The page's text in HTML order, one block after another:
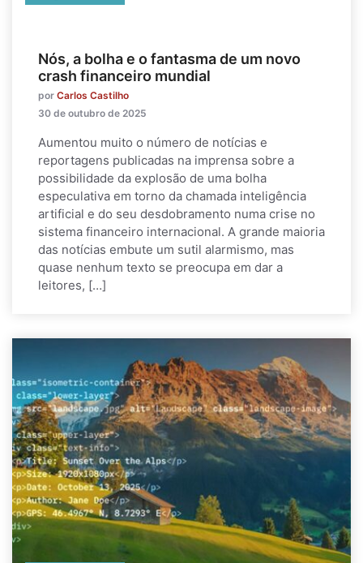
Nós, a bolha e o fantasma de um novo
crash financeiro mundial
por Carlos Castilho
30 de outubro de 2025
Aumentou muito o número de notícias e
reportagens publicadas na imprensa sobre a
possibilidade da explosão de uma bolha
especulativa em torno da chamada inteligência
artificial e do seu desdobramento numa crise no
sistema financeiro internacional. A grande maioria
das notícias embute um sutil alarmismo, mas
quase nenhum texto se preocupa em dar a
leitores, […]